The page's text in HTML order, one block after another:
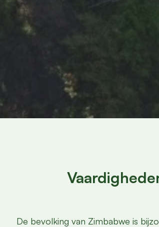
De bevolking van Zimbabwe is